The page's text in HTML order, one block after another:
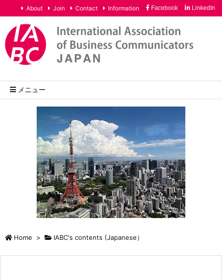
メニュー
About Join Contact Information Facebook LinkedIn
Home > IABC's contents (Japanese）